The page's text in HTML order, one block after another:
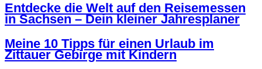
Entdecke die Welt auf den Reisemessen
in Sachsen – Dein kleiner Jahresplaner
Meine 10 Tipps für einen Urlaub im
Zittauer Gebirge mit Kindern